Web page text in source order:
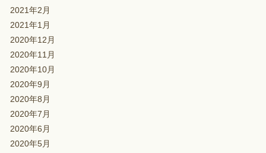
2021年2月
2021年1月
2020年12月
2020年11月
2020年10月
2020年9月
2020年8月
2020年7月
2020年6月
2020年5月